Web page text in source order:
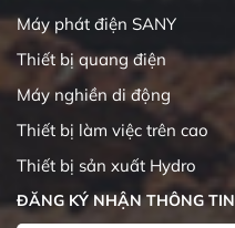
Máy phát điện SANY
Thiết bị quang điện
Máy nghiền di động
Thiết bị làm việc trên cao
Thiết bị sản xuất Hydro
ĐĂNG KÝ NHẬN THÔNG TIN